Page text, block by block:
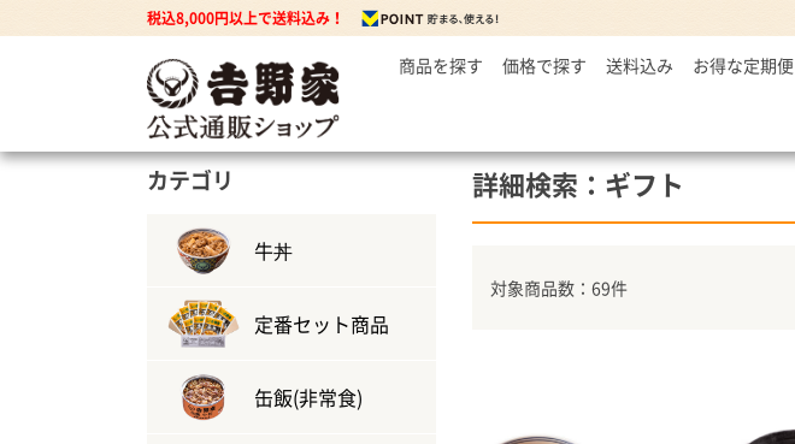
税込8,000円以上で送料込み！
商品を探す 牛丼の具 定番セット商品
牛丼の具
豚丼の具
牛焼肉の具
から揚げ
豚しょうが焼
ダチョウ肉
価格で探す
～2,999円
5,001～7,000円
7,001円～
送料込み お得な定期便
カテゴリ
牛丼
定番セット商品
缶飯(非常食)
詳細検索：ギフト
対象商品数：69件